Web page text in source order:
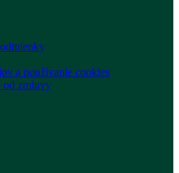
a používanie cookies
od zmluvy